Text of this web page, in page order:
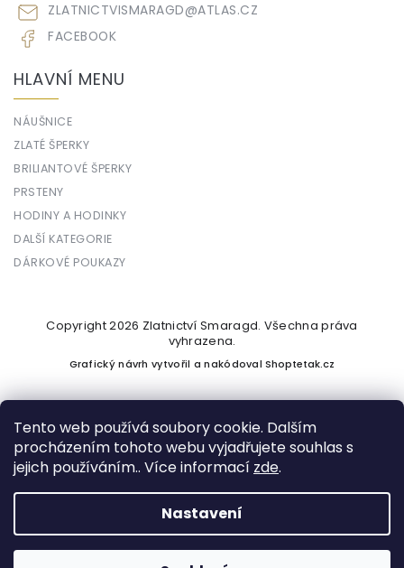
Tento web používá soubory cookie. Dalším
procházením tohoto webu vyjadřujete souhlas s
jejich používáním.. Více informací zde.
Nastavení
ZLATNICTVISMARAGD@ATLAS.CZ
FACEBOOK
HLAVNÍ MENU
NÁUŠNICE
ZLATÉ ŠPERKY
BRILIANTOVÉ ŠPERKY
PRSTENY
HODINY A HODINKY
DALŠÍ KATEGORIE
DÁRKOVÉ POUKAZY
Vytvořil Shoptet
Copyright 2026 Zlatnictví Smaragd. Všechna práva
vyhrazena.
Grafický návrh vytvořil a nakódovalShoptetak.cz
Podle zákona o evidenci tržeb je prodávající povinen vystavit
kupujícímu účtenku. Zároveň je povinen zaevidovat přijatou
tržbu u správce daně online; v případě technického výpadku